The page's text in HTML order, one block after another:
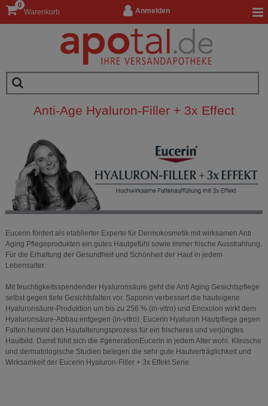
Anmelden
Warenkorb
0
Anti-Age Hyaluron-Filler + 3x Effect
Eucerin fördert als etablierter Experte für Dermokosmetik mit wirksamen Anti
Aging Pflegeprodukten ein gutes Hautgefühl sowie immer frische Ausstrahlung.
Für die Erhaltung der Gesundheit und Schönheit der Haut in jedem
Lebensalter.
Mit feuchtigkeitsspendender Hyaluronsäure geht die Anti Aging Gesichtspflege
selbst gegen tiefe Gesichtsfalten vor. Saponin verbessert die hauteigene
Hyaluronsäure-Produktion um bis zu 256 % (in-vitro) und Enoxolon wirkt dem
Hyaluronsäure-Abbau entgegen (in-vitro). Eucerin Hyaluron Hautpflege gegen
Falten hemmt den Hautalterungsprozess für ein frischeres und verjüngtes
Hautbild. Damit fühlt sich die #generationEucerin in jedem Alter wohl. Klinische
und dermatologische Studien belegen die sehr gute Hautverträglichkeit und
Wirksamkeit der Eucerin Hyaluron-Filler + 3x Effekt Serie.